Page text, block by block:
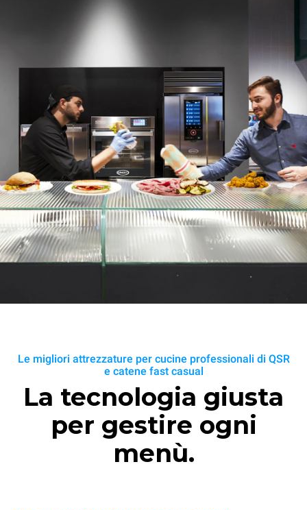
Le migliori attrezzature per cucine professionali di QSR
e catene fast casual
La tecnologia giusta
per gestire ogni
menù.